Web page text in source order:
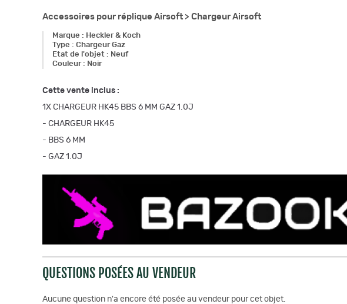
Accessoires pour réplique Airsoft > Chargeur Airsoft
Marque : Heckler & Koch
Type : Chargeur Gaz
Etat de l'objet : Neuf
Couleur: Noir
Cette vente inclus :
1X CHARGEUR HK45 BBS 6 MM GAZ 1.0J
- CHARGEUR HK45
- BBS 6 MM
- GAZ 1.0J
QUESTIONS POSÉES AU VENDEUR
Aucune question n'a encore été posée au vendeur pour cet objet.